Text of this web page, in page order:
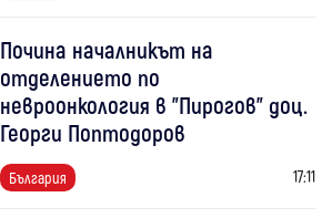
Почина началникът на
отделението по
невроонкология в "Пирогов" доц.
Георги Поптодоров
България 17:11